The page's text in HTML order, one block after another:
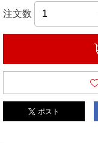
注文数
ポスト